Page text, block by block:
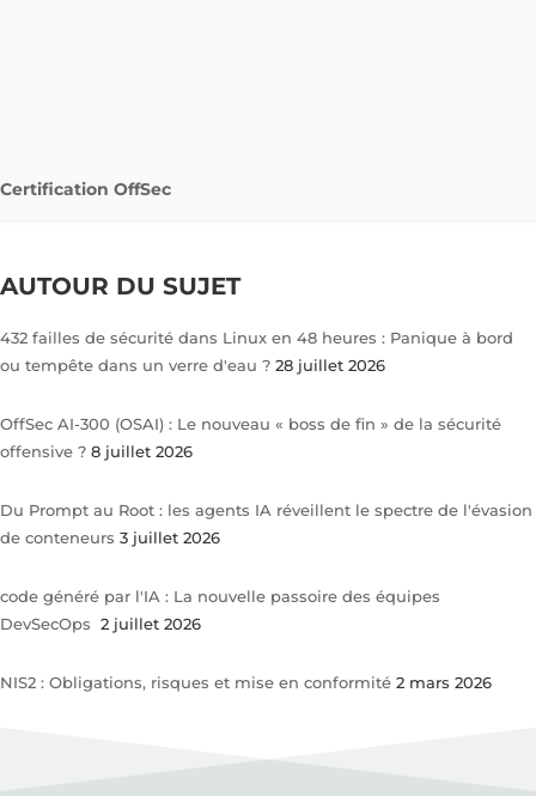
Certification OffSec
AUTOUR DU SUJET
432 failles de sécurité dans Linux en 48 heures : Panique à bord
ou tempête dans un verre d'eau ? 28 juillet 2026
OffSec AI-300 (OSAI) : Le nouveau « boss de fin » de la sécurité
offensive ? 8 juillet 2026
Du Prompt au Root : les agents IA réveillent le spectre de l'évasion
de conteneurs 3 juillet 2026
code généré par l'IA : La nouvelle passoire des équipes
DevSecOps 2 juillet 2026
NIS2 : Obligations, risques et mise en conformité 2 mars 2026